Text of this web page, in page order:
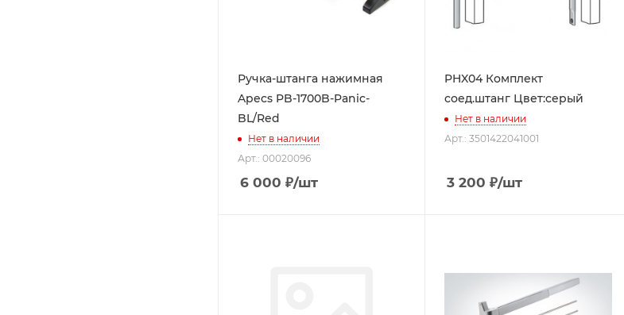
Ручка-штанга нажимная
Apecs PB-1700B-Panic-
BL/Red
Нет в наличии
Арт.: 00020096
6 000 ₽/шт
PHX04 Комплект
соед.штанг Цвет:серый
Нет в наличии
Арт.: 3501422041001
3 200 ₽/шт